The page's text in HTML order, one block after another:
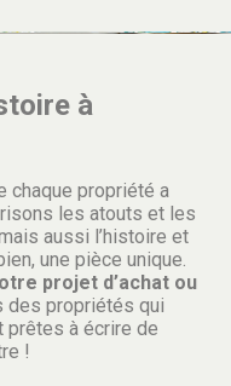
à
chaque propriété a
les atouts et les
aussi l’histoire et
une pièce unique.
projet d’achat ou
des propriétés qui
prêtes à écrire de
!